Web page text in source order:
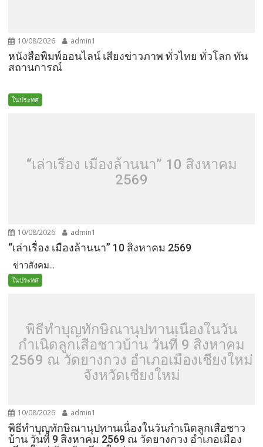
10/08/2026 admin1
หนังสือพิมพ์ออนไลน์ เสียงข่าวภาพ ทั่วไทย ทั่วโลก ทัน
สถานการณ์
ในประทศ
“เล่าเรื่อง เมืองล้านนา” 10 สิงหาคม
2569
10/08/2026 admin1
“เล่าเรื่อง เมืองล้านนา” 10 สิงหาคม 2569
ข่าวสังคม...
ในประทศ
พิธีทำบุญทักษิณานุปทานเนื่องในวัน
กำเนิดลูกเสือชาวบ้าน วันที่ 9 สิงหาคม
2569 ณ วัดยางกวง อำเภอเมืองเชียงใหม่
จังหวัดเชียงใหม่
10/08/2026 admin1
พิธีทำบุญทักษิณานุปทานเนื่องในวันกำเนิดลูกเสือชาว
บ้าน วันที่ 9 สิงหาคม 2569 ณ วัดยางกวง อำเภอเมือง